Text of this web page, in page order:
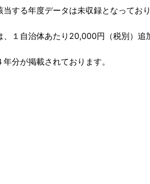
当する年度データは未収録となっており
１自治体あたり20,000円（税別）追
分が掲載されております。